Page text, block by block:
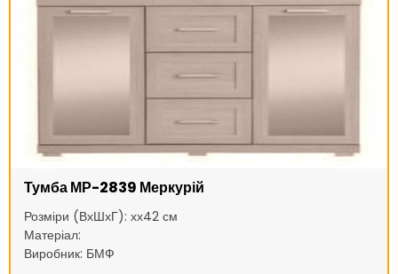
Тумба МР-2839 Меркурій
Розміри (ВхШхГ): хх42 см
Матеріал:
Виробник: БМФ